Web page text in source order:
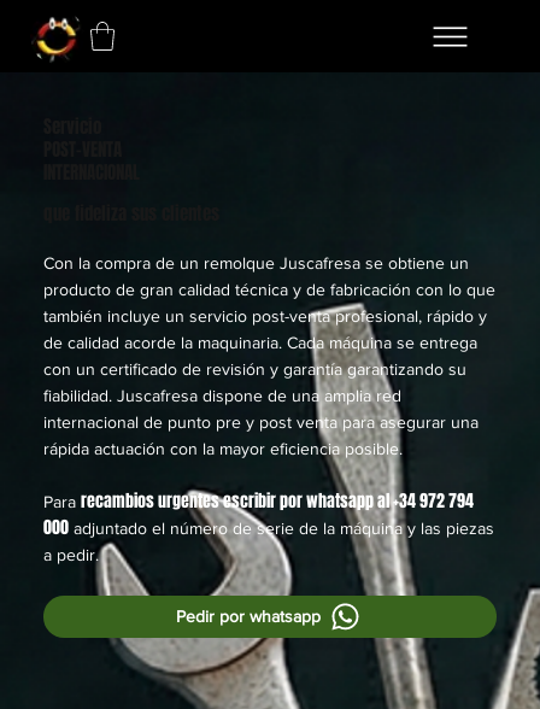
Con la compra de un remolque Juscafresa se obtiene un
producto de gran calidad técnica y de fabricación con lo que
también incluye un servicio post-venta profesional, rápido y
de calidad acorde la maquinaria. Cada máquina se entrega
con un certificado de revisión y garantía garantizando su
fiabilidad. Juscafresa dispone de una amplia red
internacional de punto pre y post venta para asegurar una
rápida actuación con la mayor eficiencia posible.
Para recambios urgentes escribir por whatsapp al+34 972 794
000adjuntado el número de serie de la máquina y las piezas
a pedir.
Pedir por whatsapp